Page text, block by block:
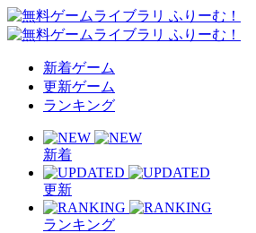
新着ゲーム
更新ゲーム
ランキング
新着
更新
ランキング